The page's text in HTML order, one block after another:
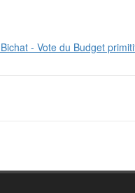
- Vote du Budget